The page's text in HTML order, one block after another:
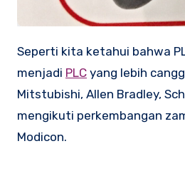
Seperti kita ketahui bahwa PLC telah berkembang begitu pesat, dari yang sekedar CPU dengan digital io berkembang
menjadi PLC yang lebih
Mitstubishi, Allen Bradley,
mengikuti perkembangan
Modicon.